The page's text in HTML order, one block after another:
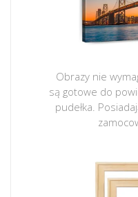
Obrazy nie
są gotowe do
pudełka.